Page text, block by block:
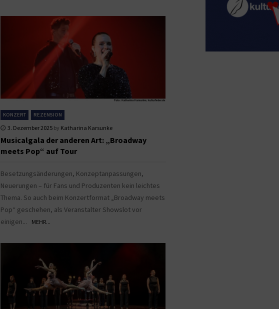
KONZERT REZENSION
3. Dezember 2025 by Katharina Karsunke
Musicalgala der anderen Art: „Broadway
meets Pop“ auf Tour
Besetzungsänderungen, Konzeptanpassungen,
Neuerungen – für Fans und Produzenten kein leichtes
Thema. So auch beim Konzertformat „Broadway meets
Pop“ geschehen, als Veranstalter Showslot vor
einigen...
MEHR...